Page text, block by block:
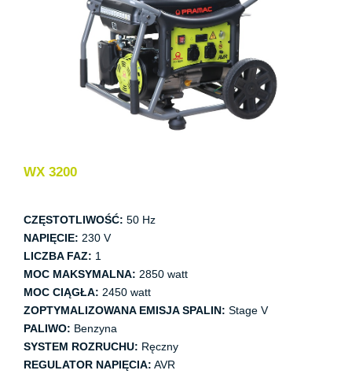
WX 3200
CZĘSTOTLIWOŚĆ: 50 Hz
NAPIĘCIE: 230 V
LICZBA FAZ: 1
MOC MAKSYMALNA: 2850 watt
MOC CIĄGŁA: 2450 watt
ZOPTYMALIZOWANA EMISJA SPALIN: Stage V
PALIWO: Benzyna
SYSTEM ROZRUCHU: Ręczny
REGULATOR NAPIĘCIA: AVR